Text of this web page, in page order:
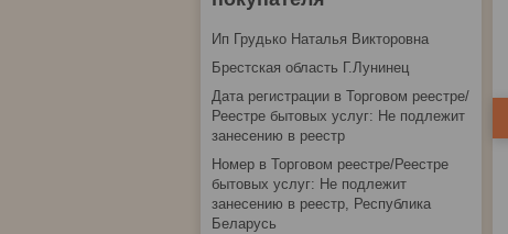
Ип Грудько Наталья Викторовна
Брестская область Г.Лунинец
Дата регистрации в Торговом реестре/
Реестре бытовых услуг: Не подлежит
занесению в реестр
Номер в Торговом реестре/Реестре
бытовых услуг: Не подлежит
занесению в реестр, Республика
Беларусь